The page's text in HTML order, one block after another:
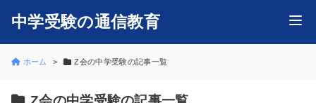
中学受験の通信教育
ホーム Z会の中学受験の記事一覧